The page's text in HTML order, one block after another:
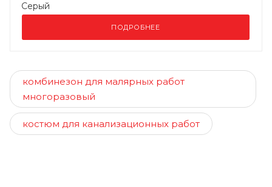
Серый
ПОДРОБНЕЕ
комбинезон для малярных работ
многоразовый
костюм для канализационных работ